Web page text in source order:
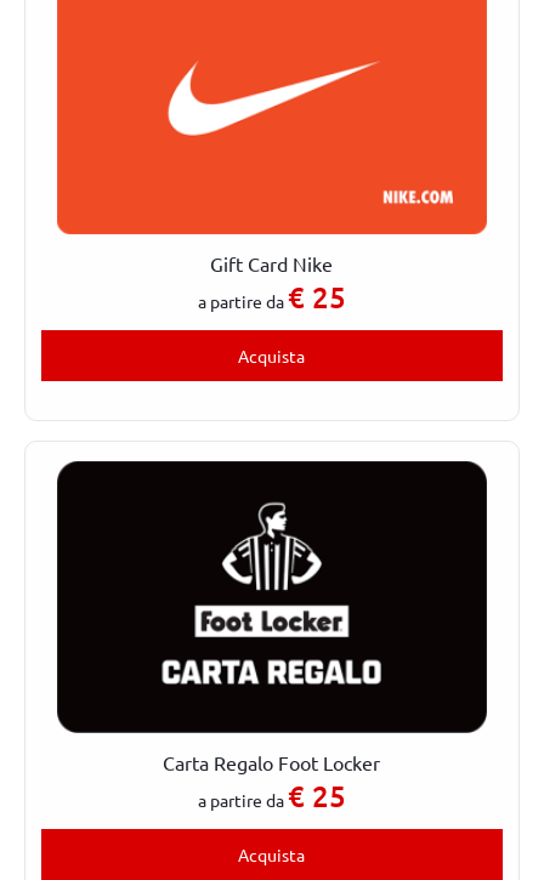
Gift Card Nike
a partire da€ 25
Acquista
Carta Regalo Foot Locker
a partire da€ 25
Acquista